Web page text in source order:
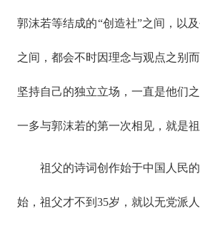
郭沫若等结成的“创造社”之间，以
之间，都会不时因理念与观点之别
坚持自己的独立立场，一直是他们
一多与郭沫若的第一次相见，就是祖
祖父的诗词创作始于中国人民
始，祖父才不到35岁，就以无党派